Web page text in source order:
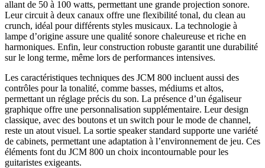
allant de 50 à 100 watts, permettant une grande projection sonore.
Leur circuit à deux canaux offre une flexibilité tonal, du clean au
crunch, idéal pour différents styles musicaux. La technologie à
lampe d’origine assure une qualité sonore chaleureuse et riche en
harmoniques. Enfin, leur construction robuste garantit une durabilité
sur le long terme, même lors de performances intensives.
Les caractéristiques techniques des JCM 800 incluent aussi des
contrôles pour la tonalité, comme basses, médiums et altos,
permettant un réglage précis du son. La présence d’un égaliseur
graphique offre une personnalisation supplémentaire. Leur design
classique, avec des boutons et un switch pour le mode de channel,
reste un atout visuel. La sortie speaker standard supporte une variété
de cabinets, permettant une adaptation à l’environnement de jeu. Ces
éléments font du JCM 800 un choix incontournable pour les
guitaristes exigeants.